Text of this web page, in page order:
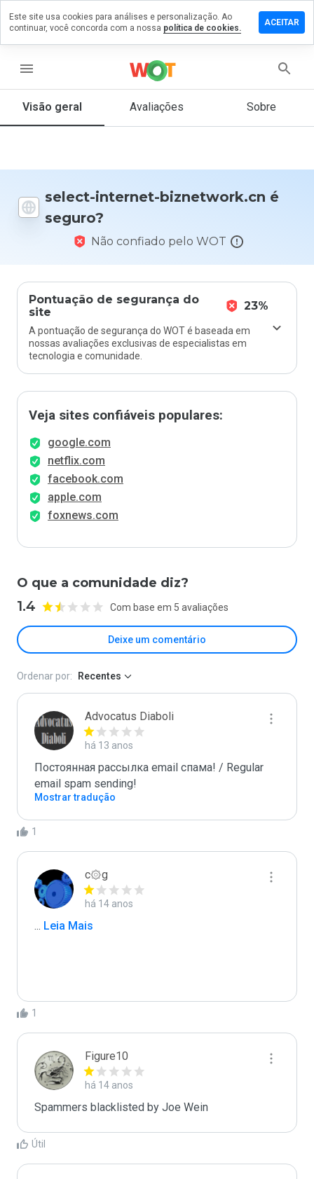
menu
Visão geral Avaliações Sobre
select-internet-biznetwork.cn é
seguro?
Não confiado pelo WOT
Pontuação de segurança do
site
23%
A pontuação de segurança do WOT é baseada em
nossas avaliações exclusivas de especialistas em
tecnologia e comunidade.
Veja sites confiáveis populares:
google.com
netflix.com
facebook.com
apple.com
foxnews.com
O que a comunidade diz?
1.4 Com base em 5 avaliações
Deixe um comentário
um
a 5,
você
daria
Ordenar por: Recentes
Advocatus Diaboli
há 13 anos
Постоянная рассылка email спама! / Regular
email spam sending!
Mostrar tradução
1
c۞g
há 14 anos
... Leia Mais
1
Figure10
há 14 anos
Spammers blacklisted by Joe Wein
Útil
Este site usa cookies para análises e personalização. Ao
continuar, você concorda com a nossa política de cookies.
ACEITAR